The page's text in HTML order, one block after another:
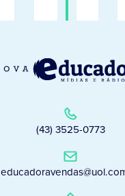
(43) 3525-0773